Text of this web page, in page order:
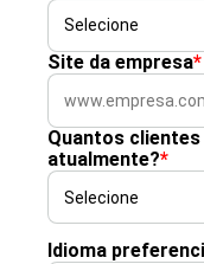
Site da empresa*
Quantos
atualmente?*
Idioma